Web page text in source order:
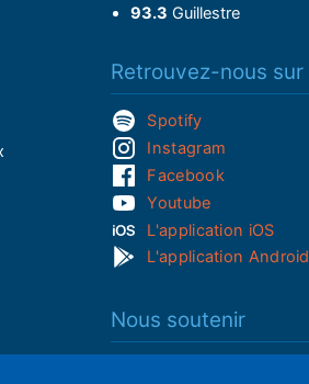
93.3 Guillestre
Retrouvez-nous sur
Spotify
Instagram
Facebook
Youtube
L'application iOS
L'application Android
Nous soutenir